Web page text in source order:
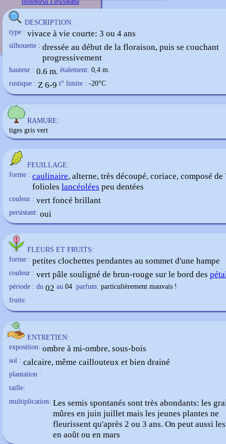
Helleborus x ericsmithii
DESCRIPTION:
type : vivace à vie courte: 3 ou 4 ans
silhouette : dressée au début de la floraison, puis se couchant
progressivement
hauteur : 0.6 m. étalement: 0,4 m.
rustique : Z 6-9 t° limite : -20°C
RAMURE:
tiges gris vert
FEUILLAGE:
forme : caulinaire, alterne, très découpé, coriace, composé de
folioles lancéolées peu dentées
couleur : vert foncé brillant
persistant: oui
FLEURS ET FRUITS:
forme : petites clochettes pendantes au sommet d'une hampe
couleur : vert pâle souligné de brun-rouge sur le bord des
période : du 02 au 04 parfum: particulièrement mauvais !
fruits:
ENTRETIEN:
exposition: ombre à mi-ombre, sous-bois
sol : calcaire, même caillouteux et bien drainé
plantation :
taille:
multiplication: Les semis spontanés sont très abondants: les
mûres en juin juillet mais les jeunes plantes ne
fleurissent qu'après 2 ou 3 ans. On peut aussi
en août ou en mars